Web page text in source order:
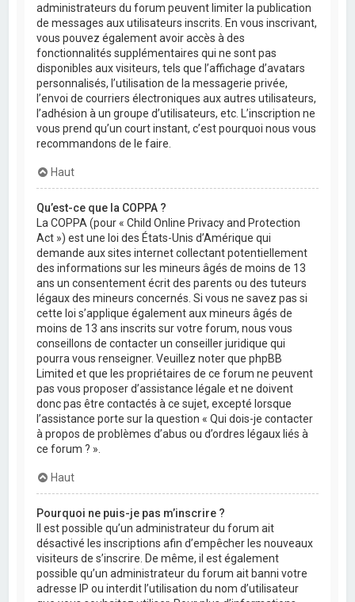
administrateurs du forum peuvent limiter la publication
de messages aux utilisateurs inscrits. En vous inscrivant,
vous pouvez également avoir accès à des
fonctionnalités supplémentaires qui ne sont pas
disponibles aux visiteurs, tels que l’affichage d’avatars
personnalisés, l’utilisation de la messagerie privée,
l’envoi de courriers électroniques aux autres utilisateurs,
l’adhésion à un groupe d’utilisateurs, etc. L’inscription ne
vous prend qu’un court instant, c’est pourquoi nous vous
recommandons de le faire.
Haut
Qu’est-ce que la COPPA ?
La COPPA (pour « Child Online Privacy and Protection
Act ») est une loi des États-Unis d’Amérique qui
demande aux sites internet collectant potentiellement
des informations sur les mineurs âgés de moins de 13
ans un consentement écrit des parents ou des tuteurs
légaux des mineurs concernés. Si vous ne savez pas si
cette loi s’applique également aux mineurs âgés de
moins de 13 ans inscrits sur votre forum, nous vous
conseillons de contacter un conseiller juridique qui
pourra vous renseigner. Veuillez noter que phpBB
Limited et que les propriétaires de ce forum ne peuvent
pas vous proposer d’assistance légale et ne doivent
donc pas être contactés à ce sujet, excepté lorsque
l’assistance porte sur la question « Qui dois-je contacter
à propos de problèmes d’abus ou d’ordres légaux liés à
ce forum ? ».
Haut
Pourquoi ne puis-je pas m’inscrire ?
Il est possible qu’un administrateur du forum ait
désactivé les inscriptions afin d’empêcher les nouveaux
visiteurs de s’inscrire. De même, il est également
possible qu’un administrateur du forum ait banni votre
adresse IP ou interdit l’utilisation du nom d’utilisateur